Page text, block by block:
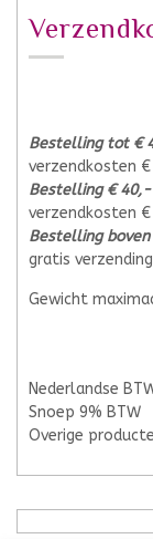
Bestelling tot €
verzendkosten
Bestelling €
verzendkosten
Bestelling
gratis verzending
Gewicht
Nederlandse
Snoep 9% BTW
Overige